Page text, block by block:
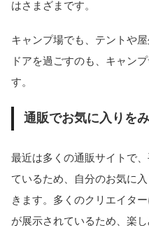
はさまざまです。
キャンプ場でも、テントや
ドアを過ごすのも、キャン
す。
通販でお気に入りを
最近は多くの通販サイトで
ているため、自分のお気に
きます。多くのクリエイタ
が展示されているため、楽